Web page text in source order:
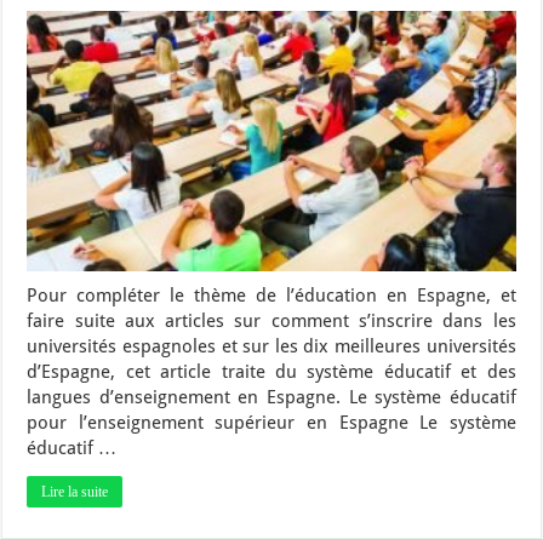
Pour compléter le thème de l’éducation en Espagne, et
faire suite aux articles sur comment s’inscrire dans les
universités espagnoles et sur les dix meilleures universités
d’Espagne, cet article traite du système éducatif et des
langues d’enseignement en Espagne. Le système éducatif
pour l’enseignement supérieur en Espagne Le système
éducatif …
Lire la suite